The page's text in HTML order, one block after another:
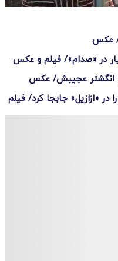
عکس
در «صدام»/ فیلم و عکس
با انگشتر عجیبش/ عکس
در «ازازیل» جابجا کرد/ فیلم